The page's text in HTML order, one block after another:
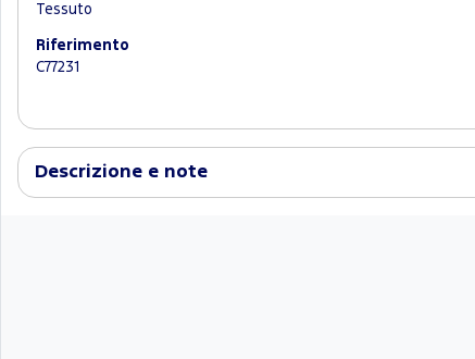
Tessuto
Riferimento
C77231
Descrizione e note